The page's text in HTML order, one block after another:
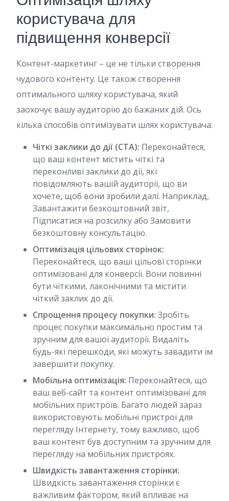
користувача для
підвищення конверсії
Контент-маркетинг – це не тільки створення
чудового контенту. Це також створення
оптимального шляху користувача, який
заохочує вашу аудиторію до бажаних дій. Ось
кілька способів оптимізувати шлях користувача:
Чіткі заклики до дії (CTA): Переконайтеся,
що ваш контент містить чіткі та
переконливі заклики до дії, які
повідомляють вашій аудиторії, що ви
хочете, щоб вони зробили далі. Наприклад,
Завантажити безкоштовний звіт,
Підписатися на розсилку або Замовити
безкоштовну консультацію.
Оптимізація цільових сторінок:
Переконайтеся, що ваші цільові сторінки
оптимізовані для конверсії. Вони повинні
бути чіткими, лаконічними та містити
чіткий заклик до дії.
Спрощення процесу покупки: Зробіть
процес покупки максимально простим та
зручним для вашої аудиторії. Видаліть
будь-які перешкоди, які можуть завадити їм
завершити покупку.
Мобільна оптимізація: Переконайтеся, що
ваш веб-сайт та контент оптимізовані для
мобільних пристроїв. Багато людей зараз
використовують мобільні пристрої для
перегляду Інтернету, тому важливо, щоб
ваш контент був доступним та зручним для
перегляду на мобільних пристроях.
Швидкість завантаження сторінки:
Швидкість завантаження сторінки є
важливим фактором, який впливає на